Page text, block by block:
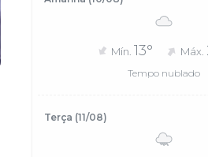
Mín. 13° Máx.
Tempo nublado
Terça (11/08)